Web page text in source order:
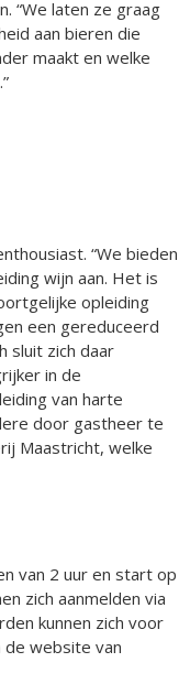
“We laten ze graag
aan bieren die
maakt en welke
“We bieden
wijn aan. Het is
opleiding
een gereduceerd
sluit zich daar
in de
van harte
door gastheer te
Maastricht, welke
van 2 uur en start op
zich aanmelden via
kunnen zich voor
de website van